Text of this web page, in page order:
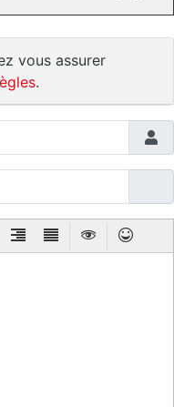
vous assurer
.